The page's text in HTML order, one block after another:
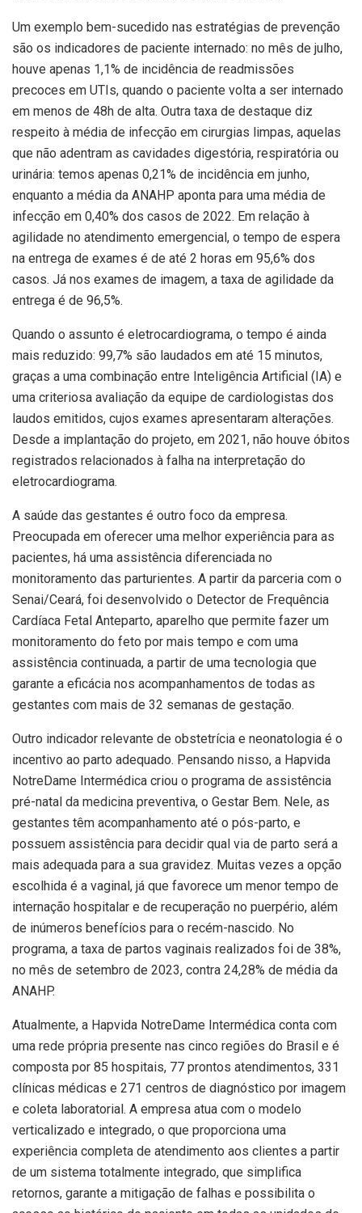
Um exemplo bem-sucedido nas estratégias de prevenção
são os indicadores de paciente internado: no mês de julho,
houve apenas 1,1% de incidência de readmissões
precoces em UTIs, quando o paciente volta a ser internado
em menos de 48h de alta. Outra taxa de destaque diz
respeito à média de infecção em cirurgias limpas, aquelas
que não adentram as cavidades digestória, respiratória ou
urinária: temos apenas 0,21% de incidência em junho,
enquanto a média da ANAHP aponta para uma média de
infecção em 0,40% dos casos de 2022. Em relação à
agilidade no atendimento emergencial, o tempo de espera
na entrega de exames é de até 2 horas em 95,6% dos
casos. Já nos exames de imagem, a taxa de agilidade da
entrega é de 96,5%.
Quando o assunto é eletrocardiograma, o tempo é ainda
mais reduzido: 99,7% são laudados em até 15 minutos,
graças a uma combinação entre Inteligência Artificial (IA) e
uma criteriosa avaliação da equipe de cardiologistas dos
laudos emitidos, cujos exames apresentaram alterações.
Desde a implantação do projeto, em 2021, não houve óbitos
registrados relacionados à falha na interpretação do
eletrocardiograma.
A saúde das gestantes é outro foco da empresa.
Preocupada em oferecer uma melhor experiência para as
pacientes, há uma assistência diferenciada no
monitoramento das parturientes. A partir da parceria com o
Senai/Ceará, foi desenvolvido o Detector de Frequência
Cardíaca Fetal Anteparto, aparelho que permite fazer um
monitoramento do feto por mais tempo e com uma
assistência continuada, a partir de uma tecnologia que
garante a eficácia nos acompanhamentos de todas as
gestantes com mais de 32 semanas de gestação.
Outro indicador relevante de obstetrícia e neonatologia é o
incentivo ao parto adequado. Pensando nisso, a Hapvida
NotreDame Intermédica criou o programa de assistência
pré-natal da medicina preventiva, o Gestar Bem. Nele, as
gestantes têm acompanhamento até o pós-parto, e
possuem assistência para decidir qual via de parto será a
mais adequada para a sua gravidez. Muitas vezes a opção
escolhida é a vaginal, já que favorece um menor tempo de
internação hospitalar e de recuperação no puerpério, além
de inúmeros benefícios para o recém-nascido. No
programa, a taxa de partos vaginais realizados foi de 38%,
no mês de setembro de 2023, contra 24,28% de média da
ANAHP.
Atualmente, a Hapvida NotreDame Intermédica conta com
uma rede própria presente nas cinco regiões do Brasil e é
composta por 85 hospitais, 77 prontos atendimentos, 331
clínicas médicas e 271 centros de diagnóstico por imagem
e coleta laboratorial. A empresa atua com o modelo
verticalizado e integrado, o que proporciona uma
experiência completa de atendimento aos clientes a partir
de um sistema totalmente integrado, que simplifica
retornos, garante a mitigação de falhas e possibilita o